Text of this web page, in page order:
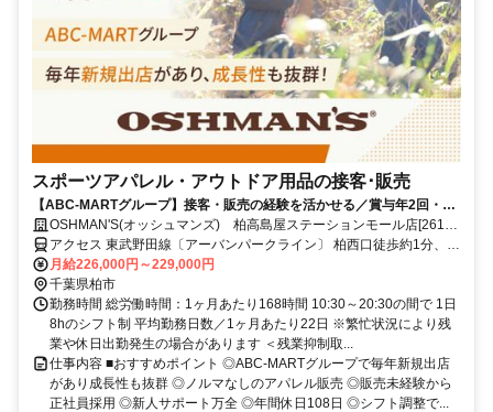
スポーツアパレル・アウトドア用品の接客･販売
【ABC-MARTグループ】接客・販売の経験を活かせる／賞与年2回・昇
給あり・キャリアアップ前提採用・私服OK・個人ノルマなし
OSHMAN'S(オッシュマンズ) 柏高島屋ステーションモール店[2619]
正社員
アクセス 東武野田線〔アーバンパークライン〕 柏西口徒歩約1分、Ｊ
Ｒ常磐線 柏西口徒歩約1分、ＪＲ常磐線/東京メトロ千代田線 北柏南
口徒歩約33分
月給226,000円～229,000円
千葉県柏市
勤務時間 総労働時間：1ヶ月あたり168時間 10:30～20:30の間で 1日
8hのシフト制 平均勤務日数／1ヶ月あたり22日 ※繁忙状況により残
業や休日出勤発生の場合があります ＜残業抑制取...
仕事内容 ■おすすめポイント ◎ABC-MARTグループで毎年新規出店
があり成長性も抜群 ◎ノルマなしのアパレル販売 ◎販売未経験から
正社員採用 ◎新人サポート万全 ◎年間休日108日 ◎シフト調整で...